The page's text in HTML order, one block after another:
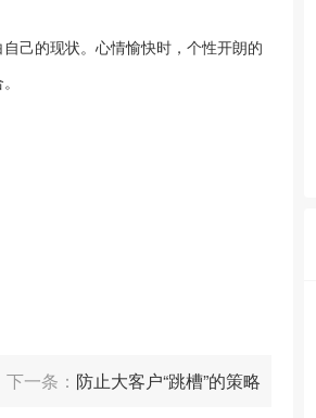
己的现状。心情愉快时，个性开朗的
下一条： 防止大客户“跳槽”的策略